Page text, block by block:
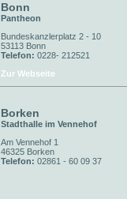
Bonn
Pantheon
Bundeskanzlerplatz 2 - 10
53113 Bonn
Telefon: 0228- 212521
Zur Webseite
Borken
Stadthalle im Vennehof
Am Vennehof 1
46325 Borken
Telefon: 02861 - 60 09 37